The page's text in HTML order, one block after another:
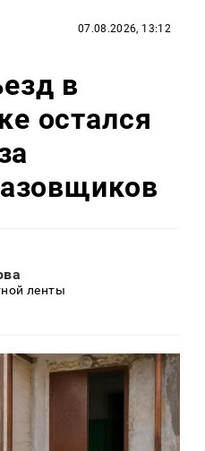
07.08.2026, 13:12
в
остался
ленты